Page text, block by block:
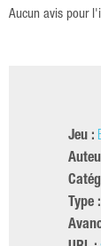
Aucun avis pour
Jeu :
Type :